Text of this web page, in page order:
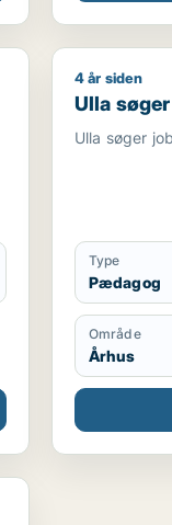
Ulla søger
4 år siden
Ulla
Ulla søger
Type
Pædagog
Område
Århus